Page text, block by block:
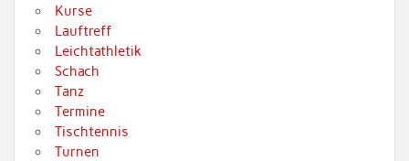
Kurse
Lauftreff
Leichtathletik
Schach
Tanz
Termine
Tischtennis
Turnen